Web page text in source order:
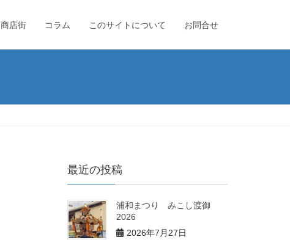
商店街 コラム このサイトについて お問合せ
最近の投稿
浦和まつり みこし渡御
2026
2026年7月27日